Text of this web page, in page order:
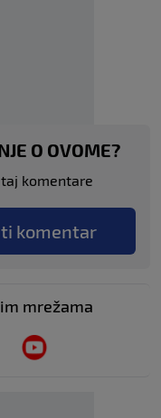
O OVOME?
komentare
komentar
mrežama